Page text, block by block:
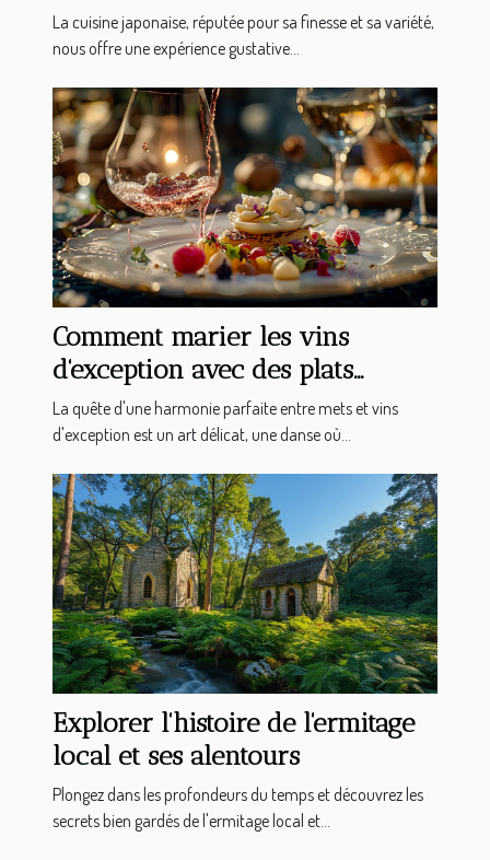
La cuisine japonaise, réputée pour sa finesse et sa variété,
nous offre une expérience gustative...
Comment marier les vins
d'exception avec des plats
gastronomiques
La quête d'une harmonie parfaite entre mets et vins
d'exception est un art délicat, une danse où...
Explorer l'histoire de l'ermitage
local et ses alentours
Plongez dans les profondeurs du temps et découvrez les
secrets bien gardés de l'ermitage local et...